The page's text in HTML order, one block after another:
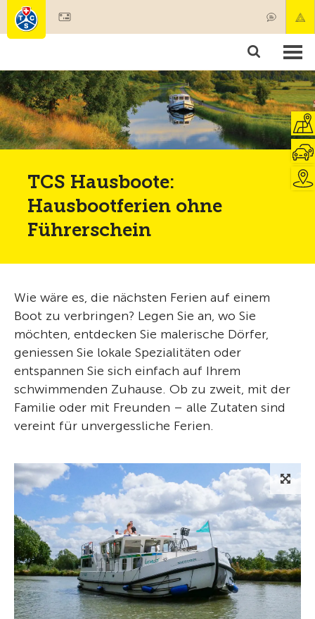
Mitgliedschaft & Leistungen
Test, Sicherheit & Gesundheit
TCS Hausboote:
Hausbootferien ohne
Führerschein
Wie wäre es, die nächsten Ferien auf einem
Boot zu verbringen? Legen Sie an, wo Sie
möchten, entdecken Sie malerische Dörfer,
geniessen Sie lokale Spezialitäten oder
entspannen Sie sich einfach auf Ihrem
schwimmenden Zuhause. Ob zu zweit, mit der
Familie oder mit Freunden – alle Zutaten sind
vereint für unvergessliche Ferien.